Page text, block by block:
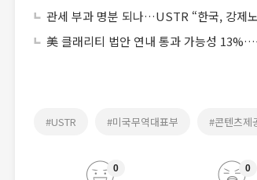
관세 부과 명분 되나…USTR “한국, 강제
美 클래리티 법안 연내 통과 가능성
#USTR #미국무역대표부 #콘텐츠제
0 0